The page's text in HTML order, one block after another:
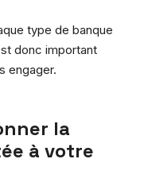
type de banque
donc important
engager.
la
à votre